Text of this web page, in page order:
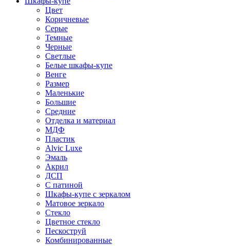
Цвет
Коричневые
Серые
Темные
Черные
Светлые
Белые шкафы-купе
Венге
Размер
Маленькие
Большие
Средние
Отделка и материал
МДФ
Пластик
Alvic Luxe
Эмаль
Акрил
ДСП
С патиной
Шкафы-купе с зеркалом
Матовое зеркало
Стекло
Цветное стекло
Пескоструй
Комбинированные